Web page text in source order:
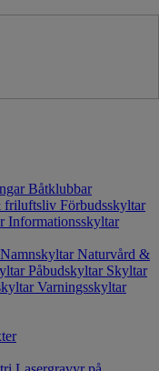
Båtklubbar
friluftsliv Förbudsskyltar
Informationsskyltar
Namnskyltar Naturvård &
Påbudskyltar Skyltar
Varningsskyltar